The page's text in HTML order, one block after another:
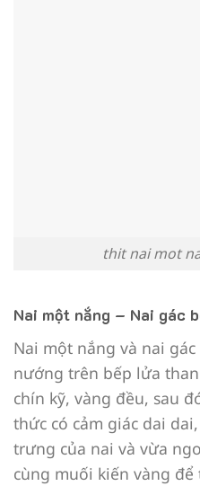
thit nai mot
Nai một nắng – Nai gác
Nai một nắng và nai
nướng trên bếp lửa
chín kỹ, vàng đều, sau
thức có cảm giác dai
trưng của nai và vừa
cùng muối kiến vàng